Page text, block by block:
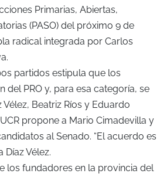
Primarias, Abiertas,
(PASO) del próximo 9 de
radical integrada por Carlos
partidos estipula que los
del PRO y, para esa categoría, se
Beatriz Ríos y Eduardo
propone a Mario Cimadevilla y
al Senado. “El acuerdo es
Díaz Vélez.
los fundadores en la provincia del